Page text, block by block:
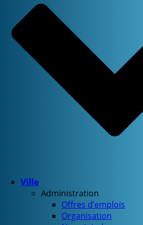
Ville
Administration
Offres d’emplois
Organisation